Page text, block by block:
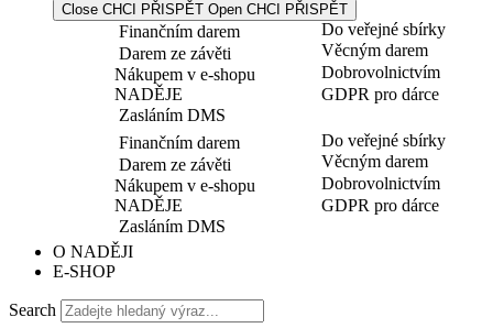
Close CHCI PŘISPĚT Open CHCI PŘISPĚT
Finančním darem
Darem ze závěti
Nákupem v e-shopu
NADĚJE
Zasláním DMS
Do veřejné sbírky
Věcným darem
Dobrovolnictvím
GDPR pro dárce
Finančním darem
Darem ze závěti
Nákupem v e-shopu
NADĚJE
Zasláním DMS
Do veřejné sbírky
Věcným darem
Dobrovolnictvím
GDPR pro dárce
O NADĚJI
E-SHOP
Search